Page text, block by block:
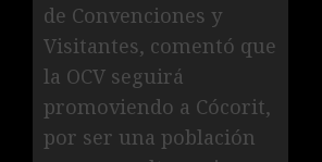
de Convenciones y
Visitantes, comentó que
la OCV seguirá
promoviendo a Cócorit,
por ser una población